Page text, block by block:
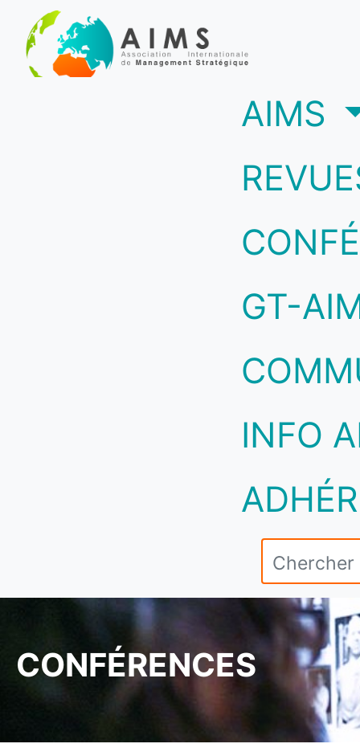
AIMS
GT-
INFO
CONFÉRENCES